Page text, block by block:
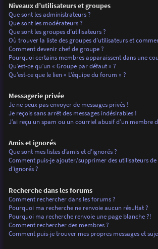
Niveaux d’utilisateurs et groupes
Que sont les administrateurs ?
Que sont les modérateurs ?
Que sont les groupes d’utilisateurs ?
Où trouver la liste des groupes d’utilisateurs et
Comment devenir chef de groupe ?
Pourquoi certains membres apparaissent dans une
Qu’est-ce qu’un « Groupe par défaut » ?
Qu’est-ce que le lien « L’équipe du forum » ?
Messagerie privée
Je ne peux pas envoyer de messages privés !
Je reçois sans arrêt des messages indésirables !
J’ai reçu un spam ou un courriel abusif d’un membre
Amis et ignorés
Que sont mes listes d’amis et d’ignorés ?
Comment puis-je ajouter/supprimer des utilisateurs de
d’ignorés ?
Recherche dans les forums
Comment rechercher dans les forums ?
Pourquoi ma recherche ne renvoie aucun résultat ?
Pourquoi ma recherche renvoie une page blanche ?!
Comment rechercher des membres ?
Comment puis-je trouver mes propres messages et